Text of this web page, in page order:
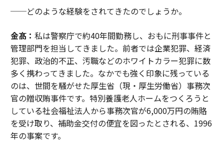
──どのような経験をされてきたのでしょうか。
金髙： 私は警察庁で約40年間勤務し、おもに刑事事件と
管理部門を担当してきました。前者では企業犯罪、経済
犯罪、政治的不正、汚職などのホワイトカラー犯罪に数
多く携わってきました。なかでも強く印象に残っている
のは、世間を騒がせた厚生省（現・厚生労働省）事務次
官の贈収賄事件です。特別養護老人ホームをつくろうと
している社会福祉法人から事務次官が6,000万円の賄賂
を受け取り、補助金交付の便宜を図ったとされる、1996
年の事案です。